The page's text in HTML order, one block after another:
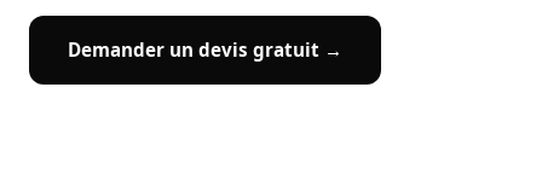
Demander un devis gratuit →